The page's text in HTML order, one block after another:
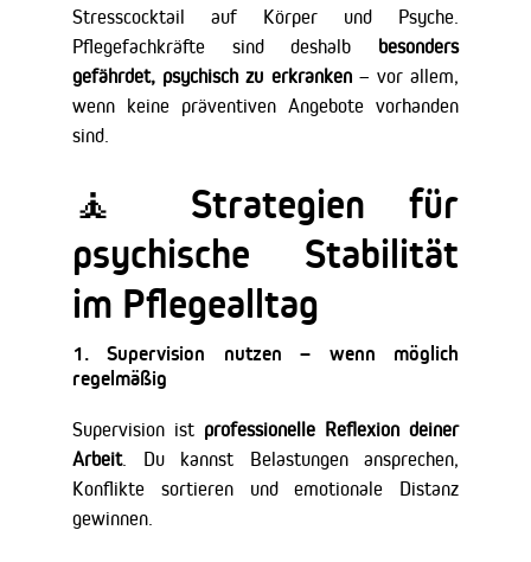
Stresscocktail auf Körper und Psyche.
Pflegefachkräfte sind deshalb besonders
gefährdet, psychisch zu erkranken– vor allem,
wenn keine präventiven Angebote vorhanden
sind.
🧘 Strategien für
psychische Stabilität
im Pflegealltag
1.Supervision nutzen – wenn möglich
regelmäßig
Supervision ist professionelle Reflexion deiner
Arbeit. Du kannst Belastungen ansprechen,
Konflikte sortieren und emotionale Distanz
gewinnen.